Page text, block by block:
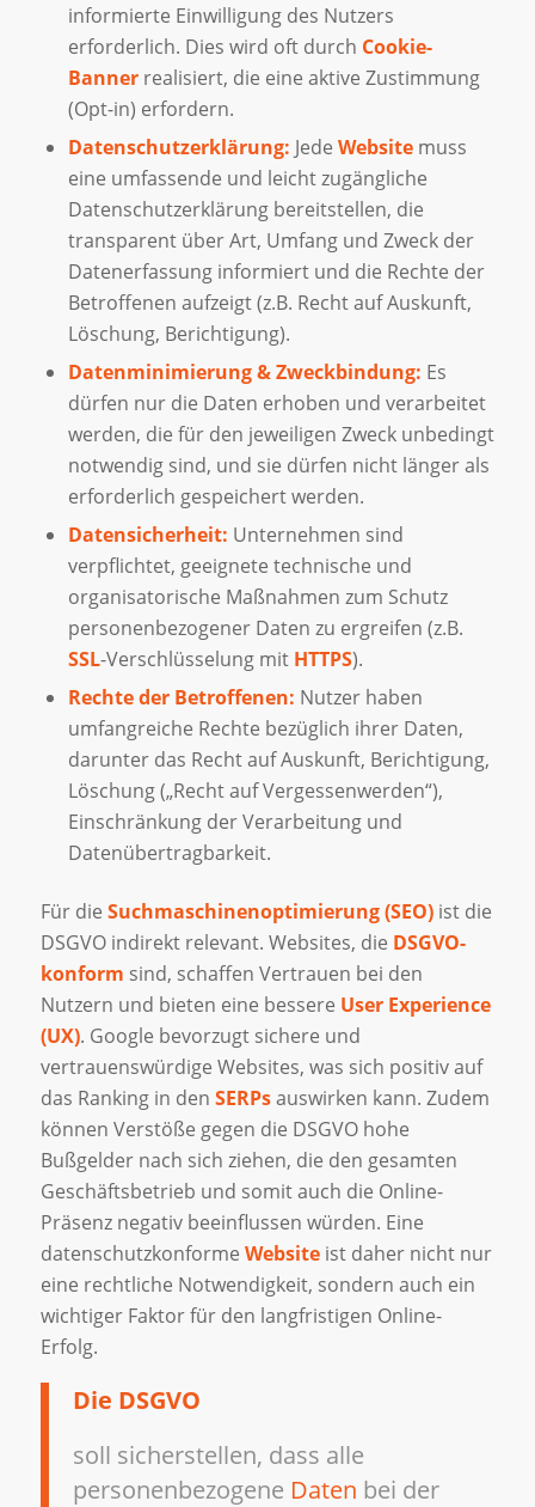
informierte Einwilligung des Nutzers
erforderlich. Dies wird oft durch Cookie-
Bannerrealisiert, die eine aktive Zustimmung
(Opt-in) erfordern.
Datenschutzerklärung: Jede Websitemuss
eine umfassende und leicht zugängliche
Datenschutzerklärung bereitstellen, die
transparent über Art, Umfang und Zweck der
Datenerfassung informiert und die Rechte der
Betroffenen aufzeigt (z.B. Recht auf Auskunft,
Löschung, Berichtigung).
Datenminimierung & Zweckbindung: Es
dürfen nur die Daten erhoben und verarbeitet
werden, die für den jeweiligen Zweck unbedingt
notwendig sind, und sie dürfen nicht länger als
erforderlich gespeichert werden.
Datensicherheit: Unternehmen sind
verpflichtet, geeignete technische und
organisatorische Maßnahmen zum Schutz
personenbezogener Daten zu ergreifen (z.B.
SSL-Verschlüsselung mit HTTPS).
Rechte der Betroffenen: Nutzer haben
umfangreiche Rechte bezüglich ihrer Daten,
darunter das Recht auf Auskunft, Berichtigung,
Löschung („Recht auf Vergessenwerden“),
Einschränkung der Verarbeitung und
Datenübertragbarkeit.
Für die Suchmaschinenoptimierung (SEO)ist die
DSGVO indirekt relevant. Websites, die DSGVO-
konform sind, schaffen Vertrauen bei den
Nutzern und bieten eine bessere User Experience
(UX). Google bevorzugt sichere und
vertrauenswürdige Websites, was sich positiv auf
das Ranking in den SERPsauswirken kann. Zudem
können Verstöße gegen die DSGVO hohe
Bußgelder nach sich ziehen, die den gesamten
Geschäftsbetrieb und somit auch die Online-
Präsenz negativ beeinflussen würden. Eine
datenschutzkonforme Websiteist daher nicht nur
eine rechtliche Notwendigkeit, sondern auch ein
wichtiger Faktor für den langfristigen Online-
Erfolg.
Die DSGVO
soll sicherstellen, dass alle
personenbezogene Daten bei der